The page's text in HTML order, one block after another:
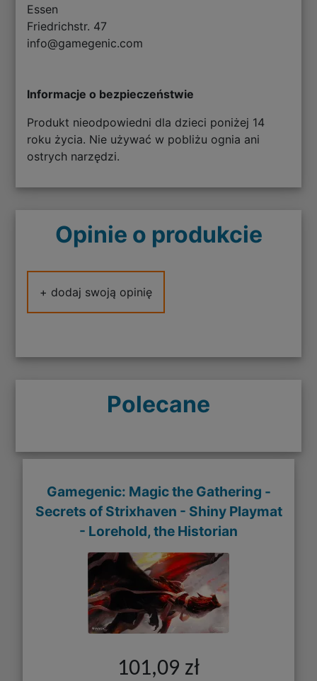
Essen
Friedrichstr. 47
info@gamegenic.com
Informacje o bezpieczeństwie
Produkt nieodpowiedni dla dzieci poniżej 14
roku życia. Nie używać w pobliżu ognia ani
ostrych narzędzi.
Opinie o produkcie
+ dodaj swoją opinię
Polecane
Gamegenic: Magic the Gathering -
Secrets of Strixhaven - Shiny Playmat
- Lorehold, the Historian
101,09 zł